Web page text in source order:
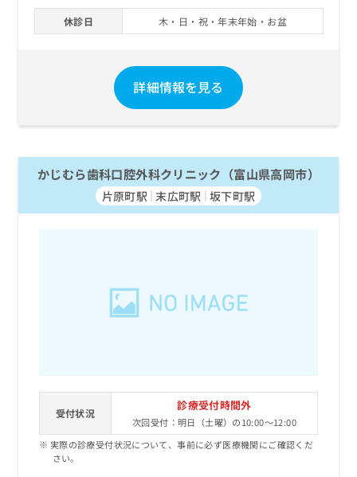
休診日 木・日・祝・年末年始・お盆
詳細情報を見る
かじむら歯科口腔外科クリニック（富山県高岡市）
片原町駅 末広町駅 坂下町駅
受付状況
診療受付時間外
次回受付：明日（土曜）の10:00～12:00
実際の診療受付状況について、事前に必ず医療機関にご確認くだ
さい。